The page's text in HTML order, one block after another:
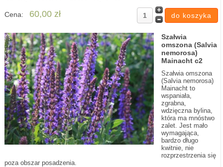
Cena: 60,00 zł
Szałwia
omszona (Salvia
nemorosa)
Mainacht c2
Szałwia omszona
(Salvia nemorosa)
Mainacht to
wspaniała,
zgrabna,
wdzięczna bylina,
która ma mnóstwo
zalet. Jest mało
wymagająca,
bardzo długo
kwitnie, nie
rozprzestrzenia się
poza obszar posadzenia.